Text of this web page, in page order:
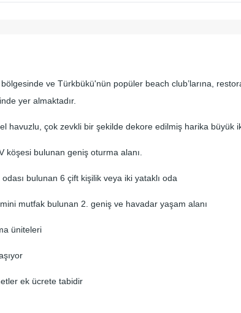
ve Türkbükü'nün popüler beach club’larına,
yer almaktadır.
havuzlu, çok zevkli bir şekilde dekore edilmiş harika büyük
köşesi bulunan geniş oturma alanı.
bulunan 6 çift kişilik veya iki yataklı oda
mutfak bulunan 2. geniş ve havadar yaşam alanı
üniteleri
ek ücrete tabidir